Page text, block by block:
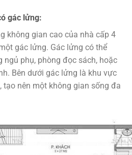
gác lửng:
không gian cao của nhà cấp 4
gác lửng. Gác lửng có thể
phụ, phòng đọc sách, hoặc
Bên dưới gác lửng là khu vực
tạo nên một không gian sống đa